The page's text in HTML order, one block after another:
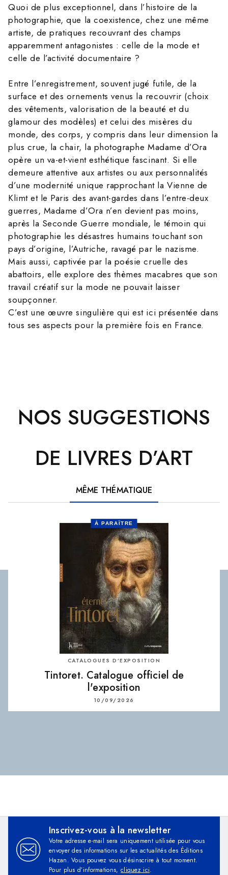
Quoi de plus exceptionnel, dans l’histoire de la
photographie, que la coexistence, chez une même
artiste, de pratiques recouvrant des champs
apparemment antagonistes : celle de la mode et
celle de l’activité documentaire ?
Entre l’enregistrement, souvent jugé futile, de la
surface et des ornements venus la recouvrir (choix
des vêtements, valorisation de la beauté et du
glamour des modèles) et celui des misères du
monde, des corps, y compris dans leur dimension la
plus crue, la chair, la photographe Madame d’Ora
opère un va-et-vient esthétique fascinant. Si elle
demeure attentive aux artistes ou aux personnalités
d’une modernité unique rapprochant la Vienne de
Klimt et le Paris des avant-gardes dans l’entre-deux
guerres, Madame d’Ora n’en devient pas moins,
après la Seconde Guerre mondiale, le témoin qui
photographie les désastres humains touchant son
pays d’origine, l’Autriche, ravagé par le nazisme.
Mais aussi, captivée par la poésie cruelle des
abattoirs, elle explore des thèmes macabres que son
travail créatif sur la mode ne pouvait laisser
soupçonner.
C’est une œuvre singulière qui est ici présentée dans
tous ses aspects pour la première fois en France.
NOS SUGGESTIONS
DE LIVRES D’ART
MÊME THÉMATIQUE
À PARAÎTRE
CATALOGUES D’EXPOSITION
Tintoret. Catalogue officiel de
l'exposition
10/09/2026
Inscrivez-vous à la newsletter
Votre adresse e-mail sera uniquement utilisée pour vous
envoyer des informations sur les actualités des Éditions
Hazan. Vous pouvez vous désinscrire à tout moment.
Pour plus d’informations, cliquez ici.